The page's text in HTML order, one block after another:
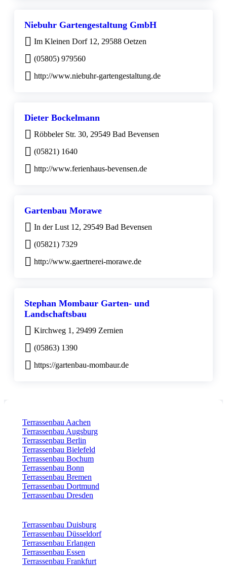
Niebuhr Gartengestaltung GmbH
Im Kleinen Dorf 12, 29588 Oetzen
(05805) 979560
http://www.niebuhr-gartengestaltung.de
Dieter Bockelmann
Röbbeler Str. 30, 29549 Bad Bevensen
(05821) 1640
http://www.ferienhaus-bevensen.de
Gartenbau Morawe
In der Lust 12, 29549 Bad Bevensen
(05821) 7329
http://www.gaertnerei-morawe.de
Stephan Mombaur Garten- und
Landschaftsbau
Kirchweg 1, 29499 Zernien
(05863) 1390
https://gartenbau-mombaur.de
Terrassenbau Aachen
Terrassenbau Augsburg
Terrassenbau Berlin
Terrassenbau Bielefeld
Terrassenbau Bochum
Terrassenbau Bonn
Terrassenbau Bremen
Terrassenbau Dortmund
Terrassenbau Dresden
Terrassenbau Duisburg
Terrassenbau Düsseldorf
Terrassenbau Erlangen
Terrassenbau Essen
Terrassenbau Frankfurt